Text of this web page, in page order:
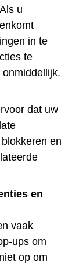
u
in te
te
dat uw
en
en
vaak
ups om
op om